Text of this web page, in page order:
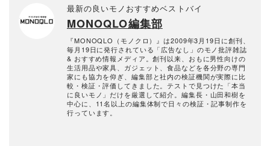
最新の良いモノおすすめベストバイ
MONOQLO編集部
『MONOQLO（モノクロ）』は2009年3月19日に創刊、
毎月19日に発行されている「広告なし」のモノ批評雑誌
& おすすめ情報メディア。創刊以来、おもに男性向けの
生活用品や家具、ガジェット、食品などを各分野の専門
家にも協力を仰ぎ、編集部と社内の検証機関が実際に比
較・検証・評価してきました。テストで見つけた「本当
に良いモノ」だけを厳選して紹介。編集長・山田和樹を
中心に、11名以上の編集体制で日々の検証・記事制作を
行っています。